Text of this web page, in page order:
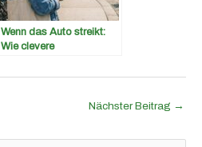
Wenn das Auto streikt:
Wie clevere
deinen Alltag retten
Nächster Beitrag →